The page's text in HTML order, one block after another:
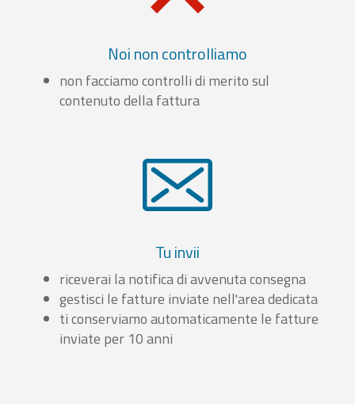
Noi non controlliamo
non facciamo controlli di merito sul
contenuto della fattura
Tu invii
riceverai la notifica di avvenuta consegna
gestisci le fatture inviate nell'area dedicata
ti conserviamo automaticamente le fatture
inviate per 10 anni